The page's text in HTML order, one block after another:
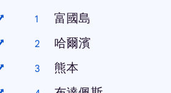
富國島
哈爾濱
熊本